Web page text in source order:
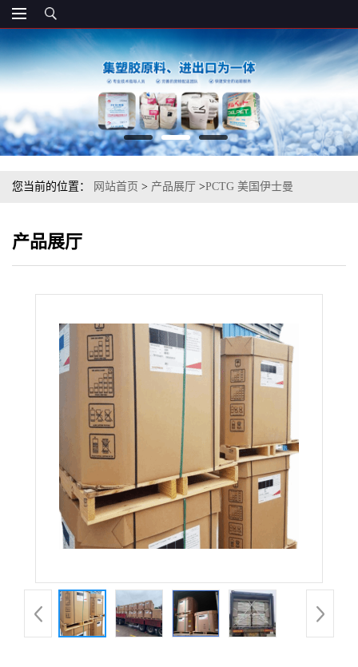
您当前的位置： 网站首页 > 产品展厅 >PCTG 美国伊士曼
产品展厅